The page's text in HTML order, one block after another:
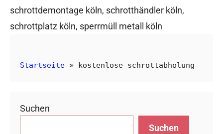
schrottdemontage köln, schrotthändler köln,
schrottplatz köln, sperrmüll metall köln
Startseite » kostenlose schrottabholung
Suchen
Suchen